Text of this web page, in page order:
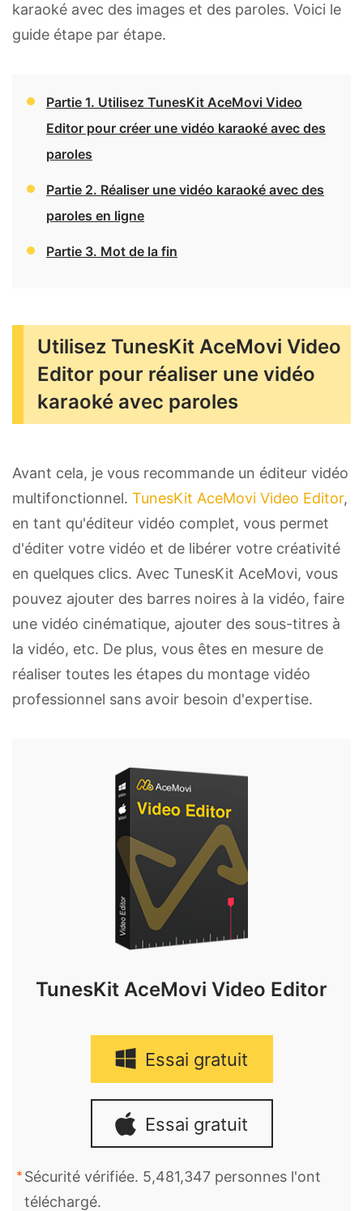
karaoké avec des images et des paroles. Voici le
guide étape par étape.
Partie 1. Utilisez TunesKit AceMovi Video
Editor pour créer une vidéo karaoké avec des
paroles
Partie 2. Réaliser une vidéo karaoké avec des
paroles en ligne
Partie 3. Mot de la fin
Utilisez TunesKit AceMovi Video
Editor pour réaliser une vidéo
karaoké avec paroles
Avant cela, je vous recommande un éditeur vidéo
multifonctionnel. TunesKit AceMovi Video Editor,
en tant qu'éditeur vidéo complet, vous permet
d'éditer votre vidéo et de libérer votre créativité
en quelques clics. Avec TunesKit AceMovi, vous
pouvez ajouter des barres noires à la vidéo, faire
une vidéo cinématique, ajouter des sous-titres à
la vidéo, etc. De plus, vous êtes en mesure de
réaliser toutes les étapes du montage vidéo
professionnel sans avoir besoin d'expertise.
TunesKit AceMovi Video Editor
Essai gratuit
Essai gratuit
Sécurité vérifiée. 5,481,347 personnes l'ont
téléchargé.